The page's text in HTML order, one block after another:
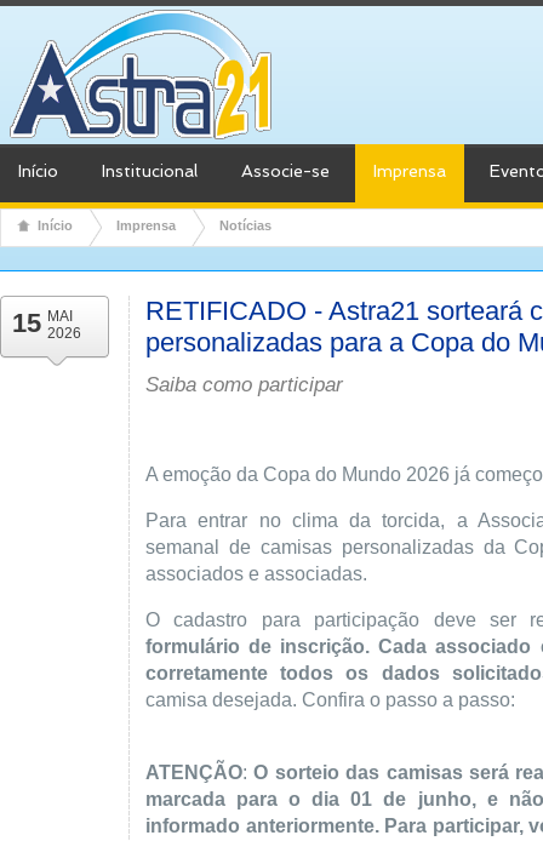
Início Institucional Associe-se Imprensa
Início Imprensa Notícias
15 MAI
2026
RETIFICADO - Astra21 sorteará
personalizadas para a Copa do
Saiba como participar
A emoção da Copa do Mundo 2026 já
Para entrar no clima da torcida, a
semanal de camisas personalizadas da
associados e associadas.
O cadastro para participação deve ser
formulário de inscrição. Cada associado
corretamente todos os dados
camisa desejada. Confira o passo a passo:
ATENÇÃO:O sorteio das camisas será
marcada para o dia 01 de junho, e
informado anteriormente. Para participar,